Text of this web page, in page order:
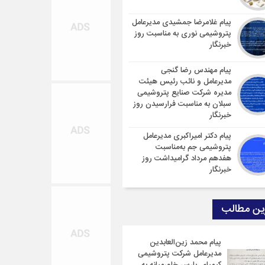
پیام غلامرضا جمشیدی مدیرعامل
پتروشیمی نوری به مناسبت روز
خبرنگار
پیام مهندس رضا گنجی
مدیرعامل و نائب رئیس هیئت
مدیره شرکت صنایع پتروشیمی
سبلان به مناسبت فرارسیدن روز
خبرنگار
پیام دکتر امیراکبری مدیرعامل
پتروشیمی جم به‌مناسبت
هفدهم مرداد گرامیداشت روز
خبرنگار
مطالب
پیام محمد زین‌العابدین
مدیرعامل شرکت پتروشیمی